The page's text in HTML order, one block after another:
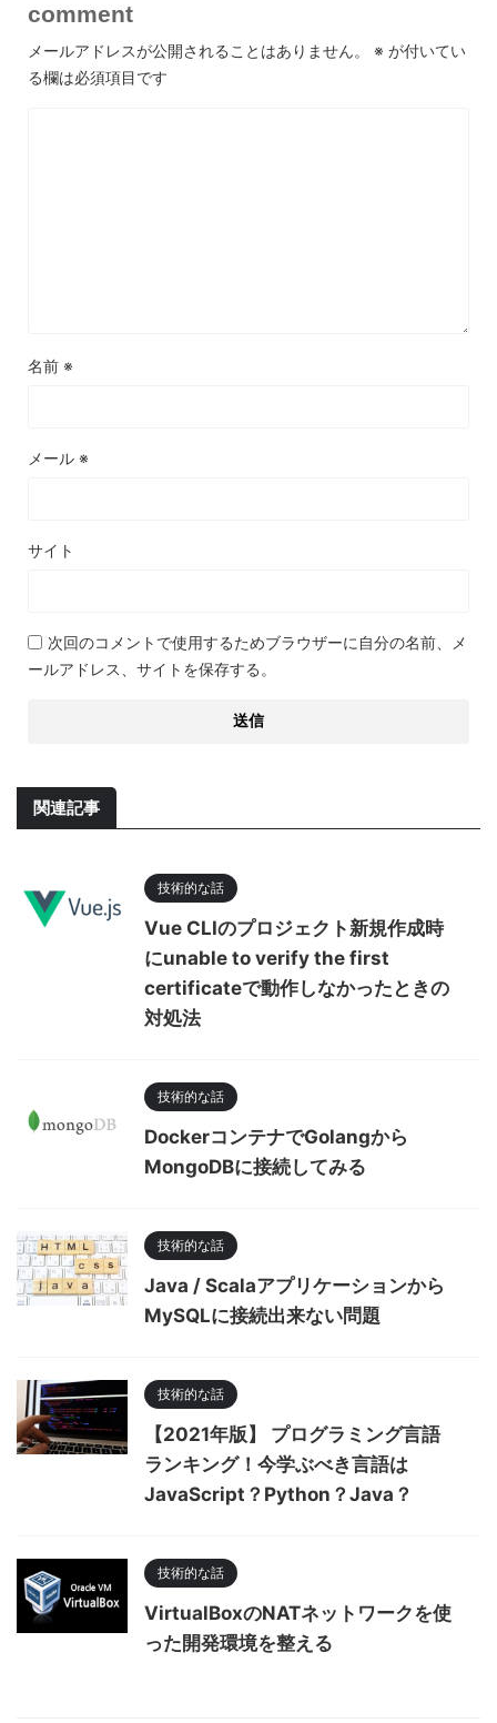
comment
メールアドレスが公開されることはありません。 ※ が付いてい
る欄は必須項目です
名前 ※
メール ※
サイト
次回のコメントで使用するためブラウザーに自分の名前、メ
ールアドレス、サイトを保存する。
関連記事
技術的な話
Vue CLIのプロジェクト新規作成時
にunable to verify the first
certificateで動作しなかったときの
対処法
技術的な話
DockerコンテナでGolangから
MongoDBに接続してみる
技術的な話
Java / Scalaアプリケーションから
MySQLに接続出来ない問題
技術的な話
【2021年版】 プログラミング言語
ランキング！今学ぶべき言語は
JavaScript？Python？Java？
技術的な話
VirtualBoxのNATネットワークを使
った開発環境を整える